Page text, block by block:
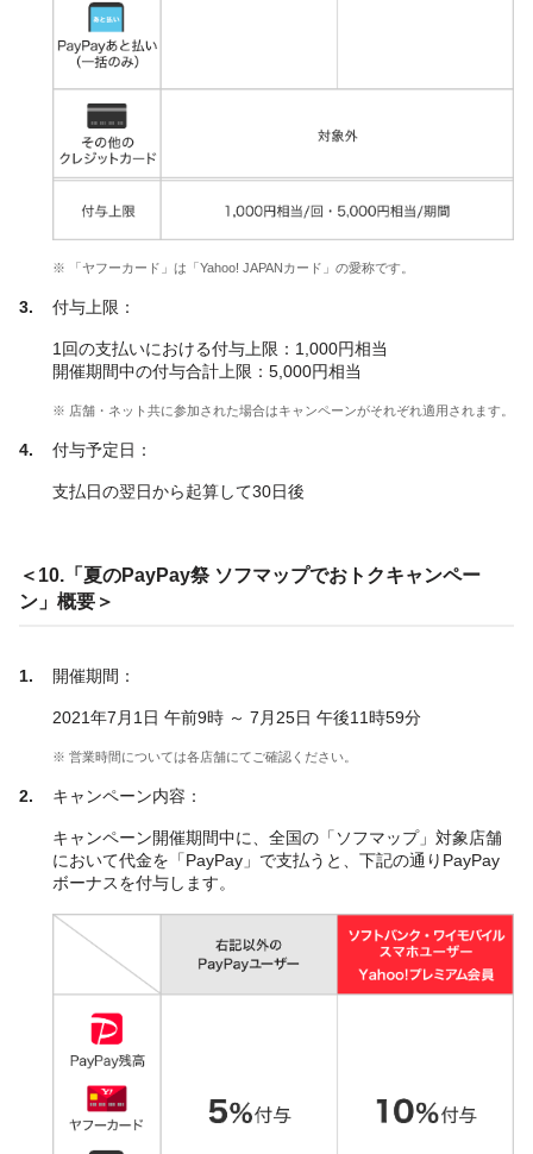
※ 「ヤフーカード」は「Yahoo! JAPANカード」の愛称です。
付与上限：
1回の支払いにおける付与上限：1,000円相当
開催期間中の付与合計上限：5,000円相当
※ 店舗・ネット共に参加された場合はキャンペーンがそれぞれ適用されます。
付与予定日：
支払日の翌日から起算して30日後
＜10.「夏のPayPay祭 ソフマップでおトクキャンペー
ン」概要＞
開催期間：
2021年7月1日 午前9時 ～ 7月25日 午後11時59分
※ 営業時間については各店舗にてご確認ください。
キャンペーン内容：
キャンペーン開催期間中に、全国の「ソフマップ」対象店舗
において代金を「PayPay」で支払うと、下記の通りPayPay
ボーナスを付与します。